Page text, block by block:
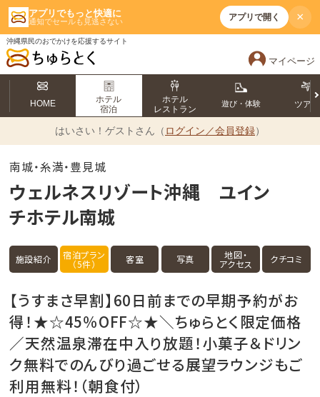
アプリでもっと快適に
通知でセールも見逃さない アプリで開く ×
沖縄県民のおでかけを応援するサイト
マイページ
HOME
ホテル
宿泊
ホテル
レストラン
遊び・体験 ツアー
はいさい！ ゲストさん（ ログイン／会員登録）
南城・糸満・豊見城
ウェルネスリゾート沖縄 ユイン
チホテル南城
施設紹介 宿泊プラン
（5件） 客室 写真 地図・
アクセス クチコミ
【うすまさ早割】60日前までの早期予約がお
得！★☆45％OFF☆★＼ちゅらとく限定価格
／天然温泉滞在中入り放題！小菓子＆ドリン
ク無料でのんびり過ごせる展望ラウンジもご
利用無料！（朝食付）